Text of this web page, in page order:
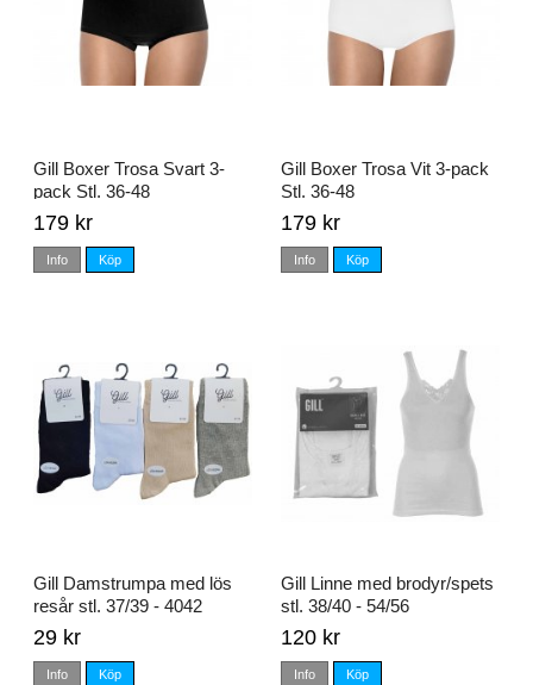
Gill Boxer Trosa Svart 3-
pack Stl. 36-48
179 kr
Info Köp
Gill Boxer Trosa Vit 3-pack
Stl. 36-48
179 kr
Info Köp
Gill Damstrumpa med lös
resår stl. 37/39 - 4042
29 kr
Info Köp
Gill Linne med brodyr/spets
stl. 38/40 - 54/56
120 kr
Info Köp